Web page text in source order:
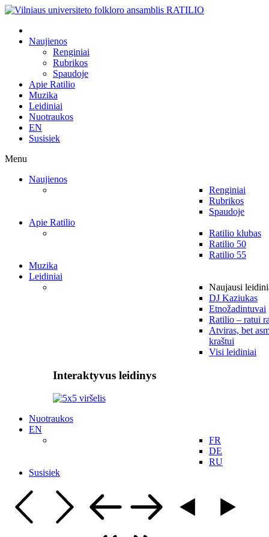
Naujienos
Renginiai
Rubrikos
Spaudoje
Apie Ratilio
Muzika
Leidiniai
Nuotraukos
EN
Susisiek
Menu
Naujienos
Renginiai
Rubrikos
Spaudoje
Apie Ratilio
Ratilio klubas
Ratilio 50
Ratilio 55
Muzika
Leidiniai
Naujausi
DJ Kaziukas
Etnožadintuvai
Ratilio – ratui
Atviras, bet
kraštui
Visi leidiniai
Interaktyvus leidinys
Nuotraukos
EN
FR
DE
RU
Susisiek